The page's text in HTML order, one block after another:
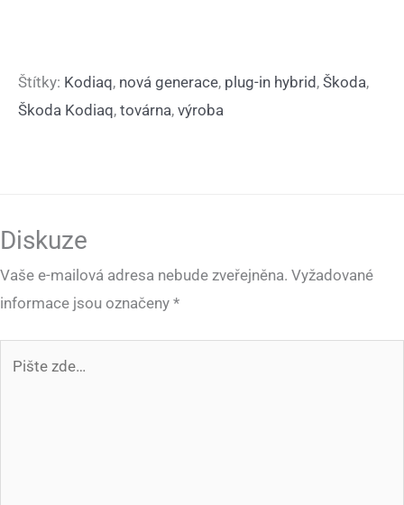
Štítky: Kodiaq, nová generace, plug-in hybrid , Škoda,
Škoda Kodiaq, továrna, výroba
Diskuze
Vaše e-mailová adresa nebude zveřejněna. Vyžadované
informace jsou označeny *